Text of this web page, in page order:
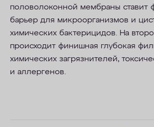
половолоконной мембраны ставит
барьер для микроорганизмов и
химических бактерицидов. На
происходит финишная глубокая
химических загрязнителей,
и аллергенов.